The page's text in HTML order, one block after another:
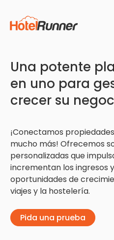
Una potente
en uno para
crecer su
¡Conectamos
mucho más! Ofrecemos
personalizadas que
incrementan los ingresos
oportunidades de
viajes y la hostelería.
Pida una prueba